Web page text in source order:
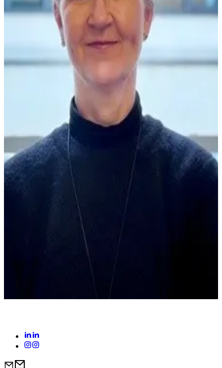
André Duarte
Advisory Board
Jorge Gouveia de Oliveira
Advisory Board
Miguel Seixas
Ulrika Cederskog Sundling